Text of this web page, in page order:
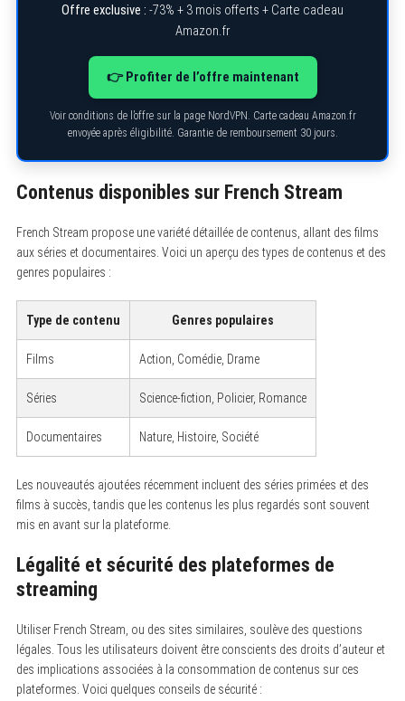
Offre exclusive : -73% + 3 mois offerts + Carte cadeau
Amazon.fr
👉 Profiter de l’offre maintenant
Voir conditions de l’offre sur la page NordVPN. Carte cadeau Amazon.fr
envoyée après éligibilité. Garantie de remboursement 30 jours.
Contenus disponibles sur French Stream
French Stream propose une variété détaillée de contenus, allant des films
aux séries et documentaires. Voici un aperçu des types de contenus et des
genres populaires :
Type de contenu Genres populaires
Films Action, Comédie, Drame
Séries Science-fiction, Policier, Romance
Documentaires Nature, Histoire, Société
Les nouveautés ajoutées récemment incluent des séries primées et des
films à succès, tandis que les contenus les plus regardés sont souvent
mis en avant sur la plateforme.
Légalité et sécurité des plateformes de
streaming
Utiliser French Stream, ou des sites similaires, soulève des questions
légales. Tous les utilisateurs doivent être conscients des droits d’auteur et
des implications associées à la consommation de contenus sur ces
plateformes. Voici quelques conseils de sécurité :
S
o
r